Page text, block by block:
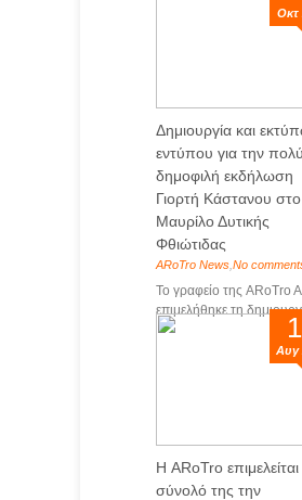
Οκτ
Δημιουργία και
εντύπου για την πολύ
δημοφιλή εκδήλωση
Γιορτή Κάστανου στο
Mαυρίλο Δυτικής
Φθιώτιδας
ARoTro News No
Το γραφείο της ARoTro
επιμελήθηκε τη
Αυγ
Η ARoTro
σύνολό της την